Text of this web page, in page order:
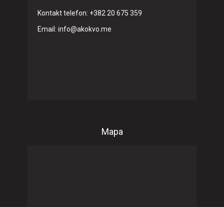
Kontakt telefon: +382 20 675 359
Email: info@akokvo.me
Mapa